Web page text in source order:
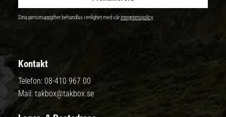
Dina personuppgifter behandlas i enlighet med vårintegritetspolicy.
Kontakt
Telefon: 08-410 967 00
Mail: takbox@takbox.se